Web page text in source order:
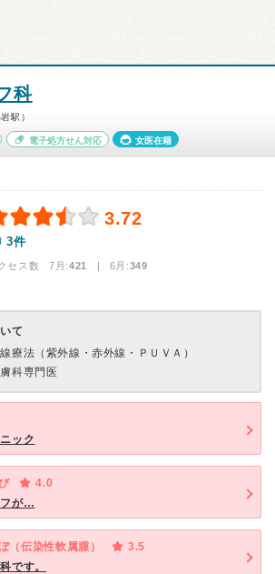
科
駅）
電子処方せん対応 女医在籍
3.72
3件
セス数 7月:421 | 6月:349
て
療法（紫外線・赤外線・ＰＵＶＡ）
科専門医
ック
4.0
フが…
（伝染性軟属腫）
3.5
です。